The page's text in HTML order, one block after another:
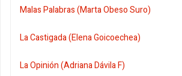
Malas Palabras (Marta Obeso Suro)
La Castigada (Elena Goicoechea)
La Opinión (Adriana Dávila F)